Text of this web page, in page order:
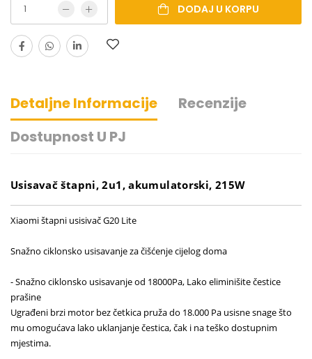
DODAJ U KORPU
Detaljne Informacije
Recenzije
Dostupnost U PJ
Usisavač štapni, 2u1, akumulatorski, 215W
Xiaomi štapni usisivač G20 Lite
Snažno ciklonsko usisavanje za čišćenje cijelog doma
- Snažno ciklonsko usisavanje od 18000Pa, Lako eliminišite čestice
prašine
Ugrađeni brzi motor bez četkica pruža do 18.000 Pa usisne snage što
mu omogućava lako uklanjanje čestica, čak i na teško dostupnim
mjestima.